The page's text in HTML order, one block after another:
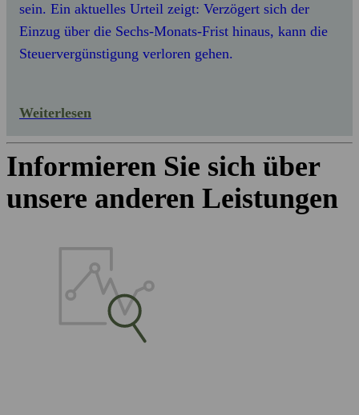
sein. Ein aktuelles Urteil zeigt: Verzögert sich der
Einzug über die Sechs-Monats-Frist hinaus, kann die
Steuervergünstigung verloren gehen.
Weiterlesen
Informieren Sie sich über
unsere anderen Leistungen